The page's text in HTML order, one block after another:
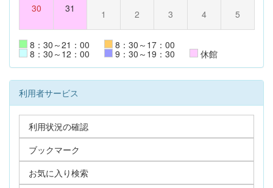
30 31 1 2 3 4 5
8：30～21：00 8：30～17：00
8：30～12：00 9：30～19：30 休館
利用者サービス
利用状況の確認
ブックマーク
お気に入り検索